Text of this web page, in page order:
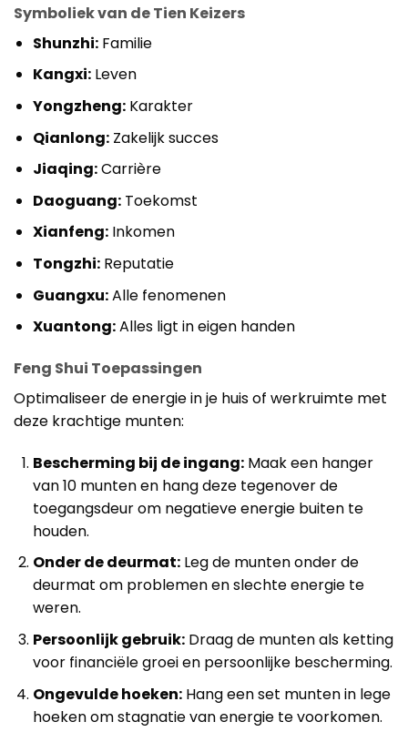
Symboliek van de Tien Keizers
Shunzhi:Familie
Kangxi:Leven
Yongzheng:Karakter
Qianlong:Zakelijk succes
Jiaqing:Carrière
Daoguang:Toekomst
Xianfeng:Inkomen
Tongzhi:Reputatie
Guangxu:Alle fenomenen
Xuantong:Alles ligt in eigen handen
Feng Shui Toepassingen
Optimaliseer de energie in je huis of werkruimte met
deze krachtige munten:
Bescherming bij de ingang:Maak een hanger
van 10 munten en hang deze tegenover de
toegangsdeur om negatieve energie buiten te
houden.
Onder de deurmat:Leg de munten onder de
deurmat om problemen en slechte energie te
weren.
Persoonlijk gebruik:Draag de munten als ketting
voor financiële groei en persoonlijke bescherming.
Ongevulde hoeken:Hang een set munten in lege
hoeken om stagnatie van energie te voorkomen.